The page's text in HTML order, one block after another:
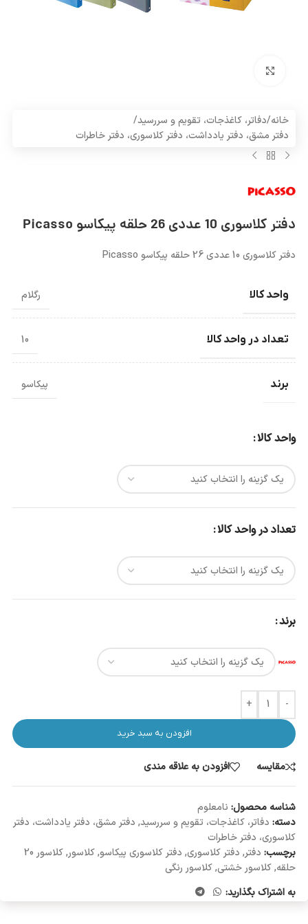
خانه/دفاتر، کاغذجات، تقویم و سررسید/
دفتر مشق، دفتر یادداشت، دفتر کلاسوری، دفتر خاطرات
دفتر کلاسوری 10 عددی 26 حلقه پیکاسو Picasso
دفتر کلاسوری 10 عددی 26 حلقه پیکاسو Picasso
واحد کالا رگلام
تعداد در واحد کالا 10
برند پیکاسو
واحد کالا
تعداد در واحد کالا
برند
-
+
افزودن به سبد خرید
مقایسه افزودن به علاقه مندی
شناسه محصول: نامعلوم
دسته: دفاتر، کاغذجات، تقویم و سررسید, دفتر مشق، دفتر یادداشت، دفتر
کلاسوری، دفتر خاطرات
برچسب: دفتر, دفتر کلاسوری, دفتر کلاسوری پیکاسو,کلاسور,
کلاسور 20
حلقه,کلاسور خشتی,کلاسور رنگی
به اشتراک بگذارید: